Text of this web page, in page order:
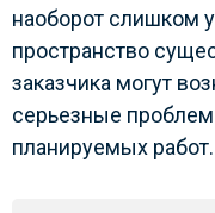
наоборот слишком
пространство
заказчика могут
серьезные
планируемых работ.